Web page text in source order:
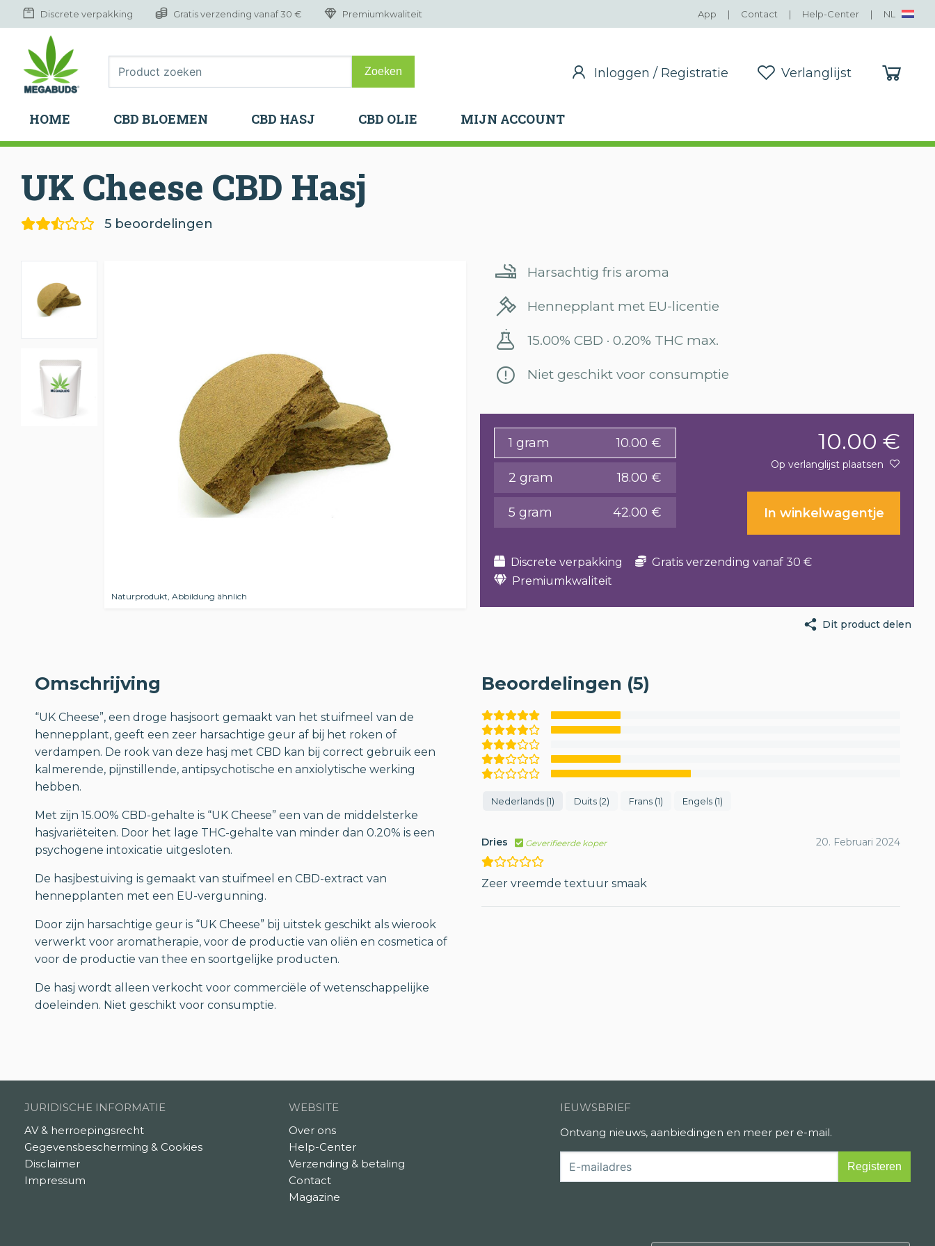
HOME CBD BLOEMEN CBD HASJ CBD OLIE
Discrete verpakking Gratis verzending vanaf 30 € Premiumkwaliteit App | Contact | Help-Center | NL
Inloggen / Registratie Verlanglijst
HOME CBD BLOEMEN CBD HASJ CBD OLIE MIJN ACCOUNT
UK Cheese CBD Hasj
5 beoordelingen
Naturprodukt, Abbildung ähnlich
Harsachtig fris aroma
Hennepplant met EU-licentie
15.00% CBD · 0.20% THC max.
Niet geschikt voor consumptie
1 gram 10.00 €
2 gram 18.00 €
5 gram 42.00 €
10.00 €
Op verlanglijst plaatsen
In winkelwagentje
Discrete verpakking
Gratis verzending vanaf 30 €
Premiumkwaliteit
Dit product delen
Omschrijving
“UK Cheese”, een droge hasjsoort gemaakt van het stuifmeel van de
hennepplant, geeft een zeer harsachtige geur af bij het roken of
verdampen. De rook van deze hasj met CBD kan bij correct gebruik een
kalmerende, pijnstillende, antipsychotische en anxiolytische werking
hebben.
Met zijn 15.00% CBD-gehalte is “UK Cheese” een van de middelsterke
hasjvariëteiten. Door het lage THC-gehalte van minder dan 0.20% is een
psychogene intoxicatie uitgesloten.
De hasjbestuiving is gemaakt van stuifmeel en CBD-extract van
hennepplanten met een EU-vergunning.
Door zijn harsachtige geur is “UK Cheese” bij uitstek geschikt als wierook
verwerkt voor aromatherapie, voor de productie van oliën en cosmetica of
voor de productie van thee en soortgelijke producten.
De hasj wordt alleen verkocht voor commerciële of wetenschappelijke
doeleinden. Niet geschikt voor consumptie.
Beoordelingen (5)
Nederlands (1) Duits (2) Frans (1) Engels (1)
Dries Geverifieerde koper 20. Februari 2024
Zeer vreemde textuur smaak
JURIDISCHE INFORMATIE
AV & herroepingsrecht
Gegevensbescherming & Cookies
Disclaimer
Impressum
WEBSITE
Over ons
Help-Center
Verzending & betaling
Contact
Magazine
IEUWSBRIEF
Ontvang nieuws, aanbiedingen en meer per e-mail.